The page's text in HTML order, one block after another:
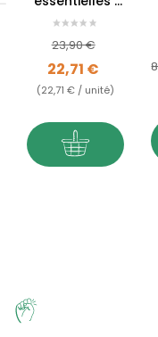
Le guide
complet pour
toute la
Prix de base
23,90 €
22,71 €
(22,71 € / unité)